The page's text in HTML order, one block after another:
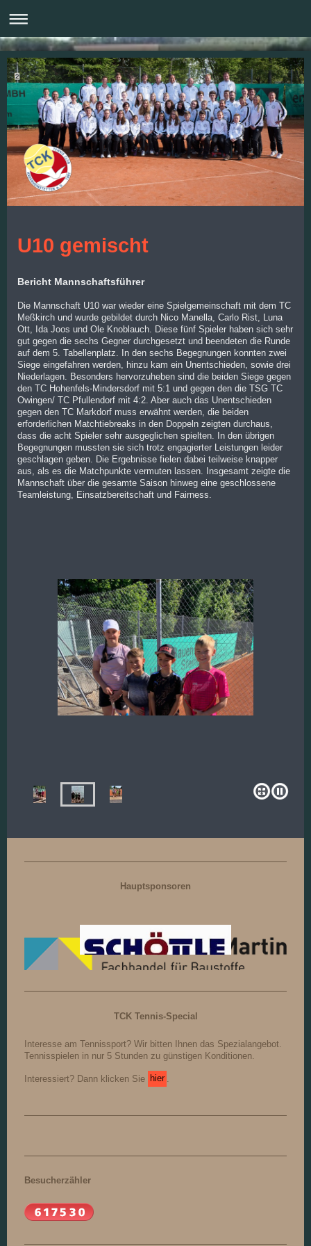
U10 gemischt
Bericht Mannschaftsführer
Die Mannschaft U10 war wieder eine Spielgemeinschaft mit dem TC
Meßkirch und wurde gebildet durch Nico Manella, Carlo Rist, Luna
Ott, Ida Joos und Ole Knoblauch. Diese fünf Spieler haben sich sehr
gut gegen die sechs Gegner durchgesetzt und beendeten die Runde
auf dem 5. Tabellenplatz. In den sechs Begegnungen konnten zwei
Siege eingefahren werden, hinzu kam ein Unentschieden, sowie drei
Niederlagen. Besonders hervorzuheben sind die beiden Siege gegen
den TC Hohenfels-Mindersdorf mit 5:1 und gegen den die TSG TC
Owingen/ TC Pfullendorf mit 4:2. Aber auch das Unentschieden
gegen den TC Markdorf muss erwähnt werden, die beiden
erforderlichen Matchtiebreaks in den Doppeln zeigten durchaus,
dass die acht Spieler sehr ausgeglichen spielten. In den übrigen
Begegnungen mussten sie sich trotz engagierter Leistungen leider
geschlagen geben. Die Ergebnisse fielen dabei teilweise knapper
aus, als es die Matchpunkte vermuten lassen. Insgesamt zeigte die
Mannschaft über die gesamte Saison hinweg eine geschlossene
Teamleistung, Einsatzbereitschaft und Fairness.
Hauptsponsoren
TCK Tennis-Special
Interesse am Tennissport? Wir bitten Ihnen das Spezialangebot.
Tennisspielen in nur 5 Stunden zu günstigen Konditionen.
Interessiert? Dann klicken Sie hier
Besucherzähler